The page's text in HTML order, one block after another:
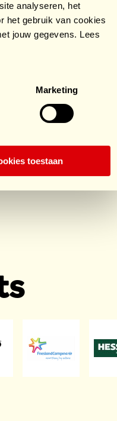
analyseren, het
het gebruik van cookies
jouw gegevens. Lees
Marketing
toestaan